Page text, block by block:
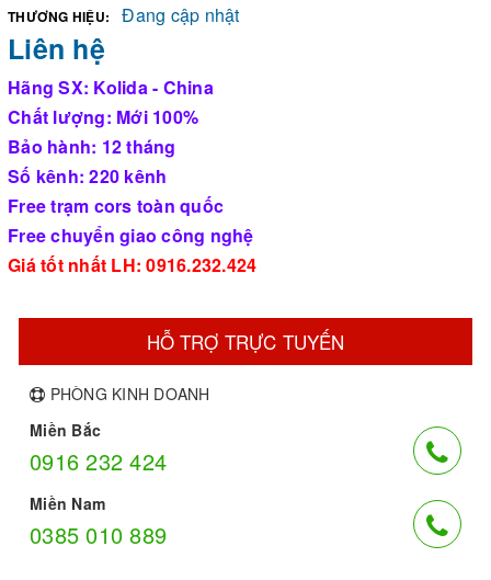
THƯƠNG HIỆU: Đang cập nhật
Liên hệ
Hãng SX: Kolida - China
Chất lượng: Mới 100%
Bảo hành: 12 tháng
Số kênh: 220 kênh
Free trạm cors toàn quốc
Free chuyển giao công nghệ
Giá tốt nhất LH: 0916.232.424
HỖ TRỢ TRỰC TUYẾN
PHÒNG KINH DOANH
Miền Bắc
0916 232 424
Miền Nam
0385 010 889